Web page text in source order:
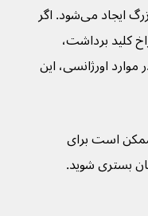
جراحی باز وقتی است که یک برش بزرگ ایجاد می‌شود. اگر
سوراخ کلید برداشت،
اورژانسی، این
است برای
بستری شوید.